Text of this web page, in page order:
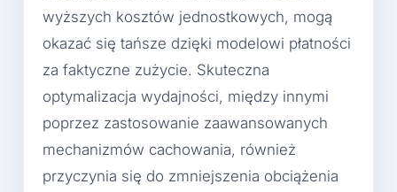
wyższych kosztów jednostkowych, mogą
okazać się tańsze dzięki modelowi płatności
za faktyczne zużycie. Skuteczna
optymalizacja wydajności, między innymi
poprzez zastosowanie zaawansowanych
mechanizmów cachowania, również
przyczynia się do zmniejszenia obciążenia